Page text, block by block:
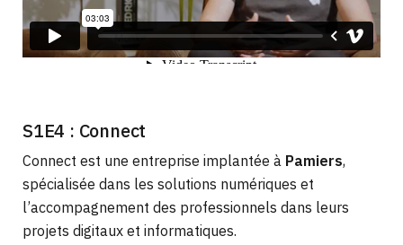
S1E4 : Connect
Connect est une entreprise implantée à Pamiers,
spécialisée dans les solutions numériques et
l’accompagnement des professionnels dans leurs
projets digitaux et informatiques.